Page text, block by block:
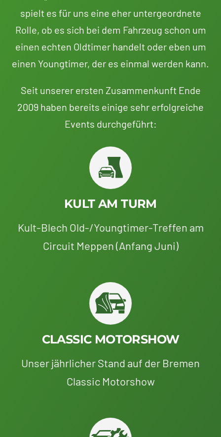
spielt es für uns eine eher untergeordnete
Rolle, ob es sich bei dem Fahrzeug schon um
einen echten Oldtimer handelt oder eben um
einen Youngtimer, der es einmal werden kann.
Seit unserer ersten Zusammenkunft Ende
2009 haben bereits einige sehr erfolgreiche
Events durchgeführt:
KULT AM TURM
Kult-Blech Old-/Youngtimer-Treffen am
Circuit Meppen (Anfang Juni)
CLASSIC MOTORSHOW
Unser jährlicher Stand auf der Bremen
Classic Motorshow